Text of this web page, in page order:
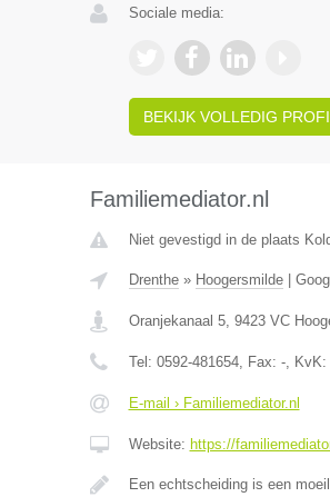
Sociale media:
BEKIJK VOLLEDIG
Familiemediator.nl
Niet gevestigd in de plaats
Drenthe» Hoogersmilde|
Oranjekanaal 5, 9423 VC
Tel: 0592-481654, Fax: -, KvK:
E-mail › Familiemediator.nl
Website: https://
Een echtscheiding is een